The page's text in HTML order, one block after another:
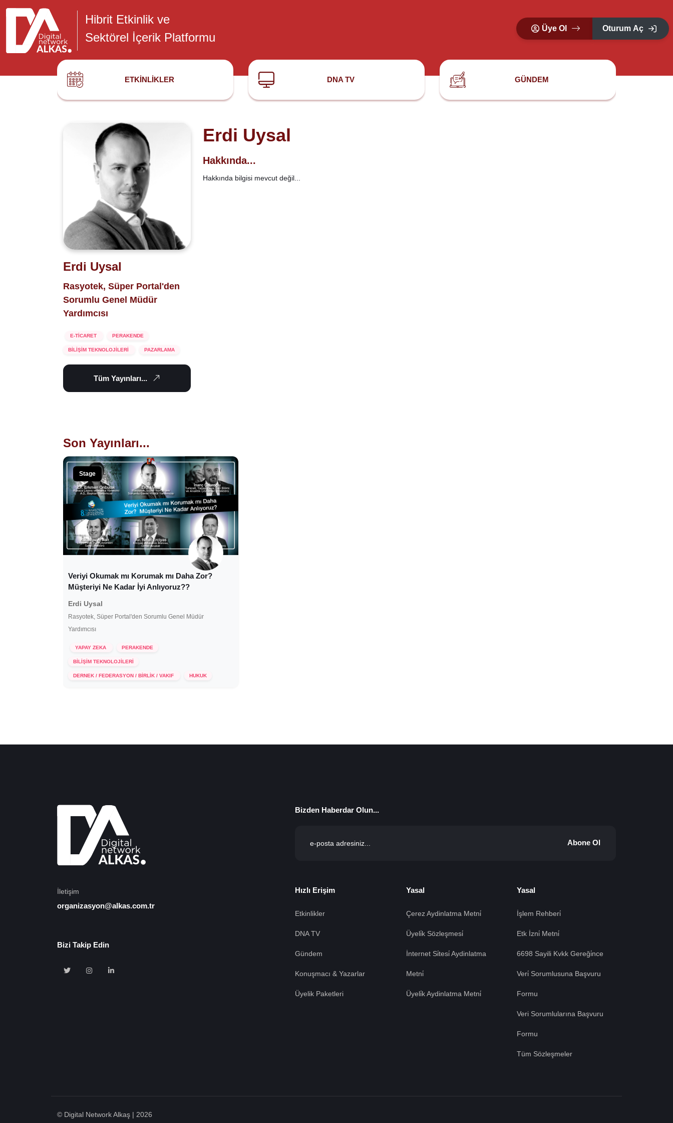
Hibrit Etkinlik ve
Sektörel İçerik Platformu
Üye Ol Oturum Aç
ETKINLIKLER DNA TV GÜNDEM
Erdi Uysal
Rasyotek, Süper Portal'den
Sorumlu Genel Müdür
Yardımcısı
E-TİCARET PERAKENDE
BİLİŞİM TEKNOLOJİLERİ PAZARLAMA
Tüm Yayınları...
Erdi Uysal
Hakkında...
Hakkında bilgisi mevcut değil...
Son Yayınları...
Stage
Veriyi Okumak mı Korumak mı Daha Zor?
Müşteriyi Ne Kadar İyi Anlıyoruz??
Erdi Uysal
Rasyotek, Süper Portal'den Sorumlu Genel Müdür
Yardımcısı
YAPAY ZEKA PERAKENDE
BİLİŞİM TEKNOLOJİLERİ
DERNEK / FEDERASYON / BİRLİK / VAKIF HUKUK
İletişim
organizasyon@alkas.com.tr
Bizi Takip Edin
Bizden Haberdar Olun...
Abone Ol
Hızlı Erişim
Etkinlikler
DNA TV
Gündem
Konuşmacı & Yazarlar
Üyelik Paketleri
Yasal
Çerez Aydinlatma Metni̇
Üyeli̇k Sözleşmesi̇
İnternet Si̇tesi̇ Aydinlatma
Metni̇
Üyeli̇k Aydinlatma Metni̇
Yasal
İşlem Rehberi̇
Etk İzni̇ Metni̇
6698 Sayili Kvkk Gereği̇nce
Veri̇ Sorumlusuna Başvuru
Formu
Veri Sorumlularına Başvuru
Formu
Tüm Sözleşmeler
© Digital Network Alkaş | 2026
kullanmaktayız. Çerezleri nasıl kullandığımızı öğrenmek için çerez
etmiş sayılıyorsunuz.Ayarları Gör